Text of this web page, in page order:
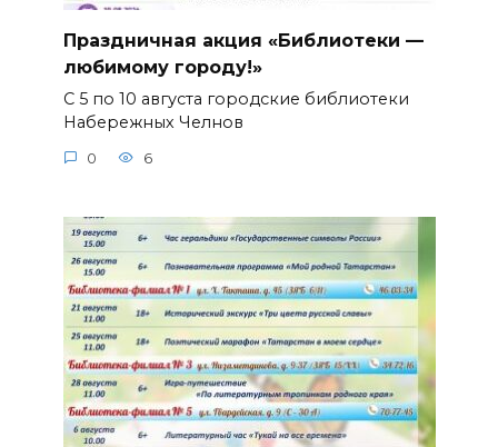
Праздничная акция «Библиотеки —
любимому городу!»
С 5 по 10 августа городские библиотеки
Набережных Челнов
0 6